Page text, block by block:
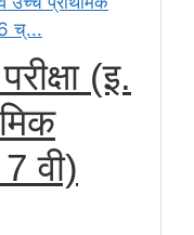
(इ.
7 वी)